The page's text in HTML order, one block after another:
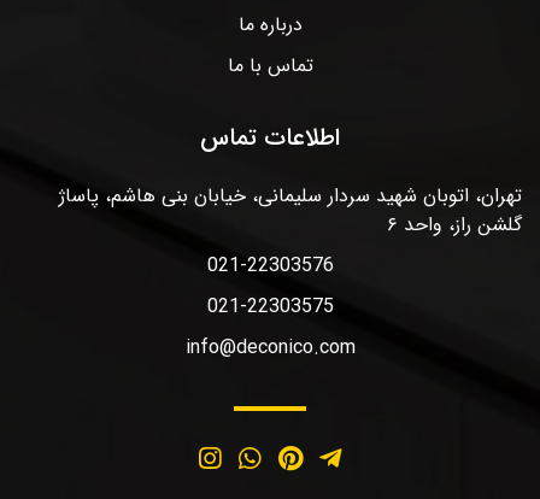
درباره ما
تماس با ما
اطلاعات تماس
تهران، اتوبان شهید سردار سلیمانی، خیابان بنی هاشم، پاساژ
گلشن راز، واحد ۶
021-22303576
021-22303575
info@deconico.com